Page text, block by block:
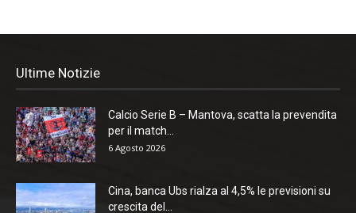
Ultime Notizie
Calcio Serie B – Mantova, scatta la prevendita
per il match...
6 Agosto 2026
Cina, banca Ubs rialza al 4,5% le previsioni su
crescita del...